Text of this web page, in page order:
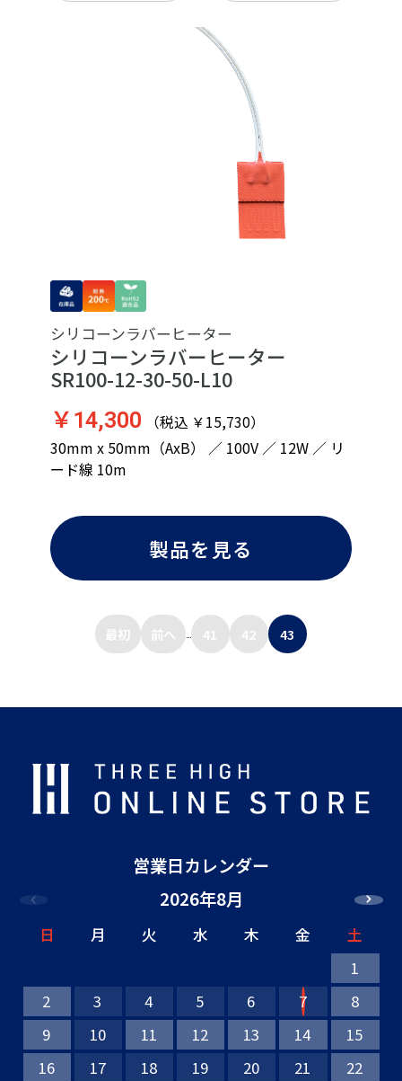
シリコーンラバーヒーター
シリコーンラバーヒーター
SR100-12-30-50-L10
￥14,300 （税込 ￥15,730）
30mm x 50mm（AxB） ／ 100V ／ 12W ／ リ
ード線 10m
製品を見る
最初 前へ 41 42 43
営業日カレンダー
2026年8月
日 月 火 水 木 金
土
1
2
3 4 5 6 7
8
9
10 11 12 13 14
15
16
17 18 19 20 21
22